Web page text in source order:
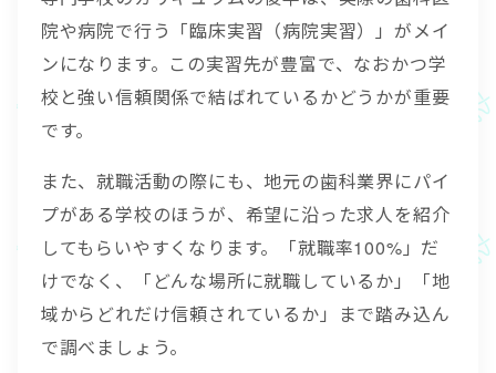
院や病院で行う「臨床実習（病院実習）」がメイ
ンになります。この実習先が豊富で、なおかつ学
校と強い信頼関係で結ばれているかどうかが重要
です。
また、就職活動の際にも、地元の歯科業界にパイ
プがある学校のほうが、希望に沿った求人を紹介
してもらいやすくなります。「就職率100%」だ
けでなく、「どんな場所に就職しているか」「地
域からどれだけ信頼されているか」まで踏み込ん
で調べましょう。